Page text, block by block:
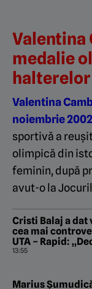
Valentina
medalie
Valentina
noiembrie 2002
sportivă a
olimpică din
feminin, după
avut-o la
Cristi Balaj a
cea mai
UTA – Rapid:
13:55
Marius